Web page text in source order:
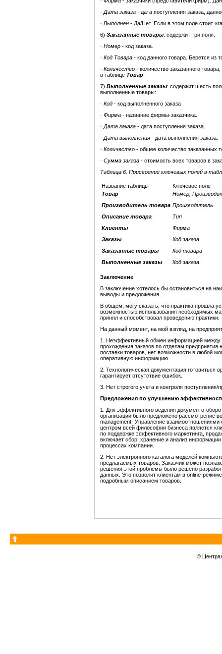
· Дата заказа - дата поступления заказа,
· Выполнен - Да/Нет. Если в этом поле стоит
6) Заказанные товары: содержит три поля:
· Номер - код заказа.
· Код Товара - код данного товара. Берется из
· Количество - количество заказанного
в таблице Товар
7) Выполненные заказы: содержит шесть
выполненные товары:
· Код - код выполненного заказа
· Фирма - название фирмы-заказчика.
· Дата заказа - дата поступления заказа.
· Дата выполнения - дата выполнения заказа.
· Количество - общее количество заказанных
· Сумма заказа - стоимость всех товаров в
Таблица 6. Присвоение ключевых полей в
Название таблицы
Ключевое поле
Товар
Производитель товара
Описание товара
Клиенты
Заказы
Заказанные товары
Выполненные заказы
Номер,
Производитель
Тип
Фирма
Код заказа
Код товара
Код заказа
Заключение
В заключение хотелось бы остановиться на
выводы и предложения.
В общем, могу сказать, что практика прошла
возможностью использования необходимых
принял и способствовал проведению практики.
На данный момент, на мой взгляд, на
1. Неэффективный обмен информацией между
прохождения заказов по отделам
поставки товаров, нет возможности в любой
оперативную информацию.
2. Технологическая документация
гарантирует отсутствие ошибок.
3. Нет строгого учета и контроля
Предложения по улучшению
1. Для эффективного ведения документо-
организации было предложено рассмотрение
management- Управление
центром всей философии бизнеса является
по поддержке эффективного маркетинга,
включает сбор, хранение и анализ
процессах компании.
2. Нет электронного каталога моделей
предлагаемых товаров. Заказчик может
решения этой проблемы было решено
данных. Это позволит клиентам в online-
подробным описанием товаров.
©